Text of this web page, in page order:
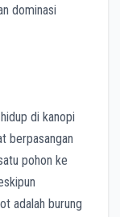
dominasi
di kanopi
berpasangan
pohon ke
adalah burung